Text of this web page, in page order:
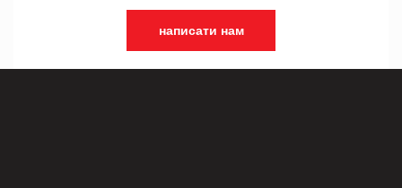
написати нам